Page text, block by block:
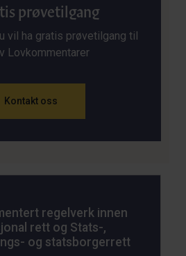
prøvetilgang
vil ha gratis prøvetilgang til
Lovkommentarer
Kontakt oss
regelverk innen
rett og Stats-,
og statsborgerrett